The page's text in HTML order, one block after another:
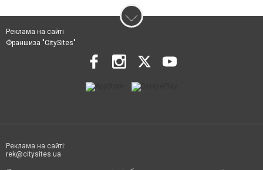
Реклама на сайті
Франшиза "CitySites"
Реклама на сайті:
rek@citysites.ua